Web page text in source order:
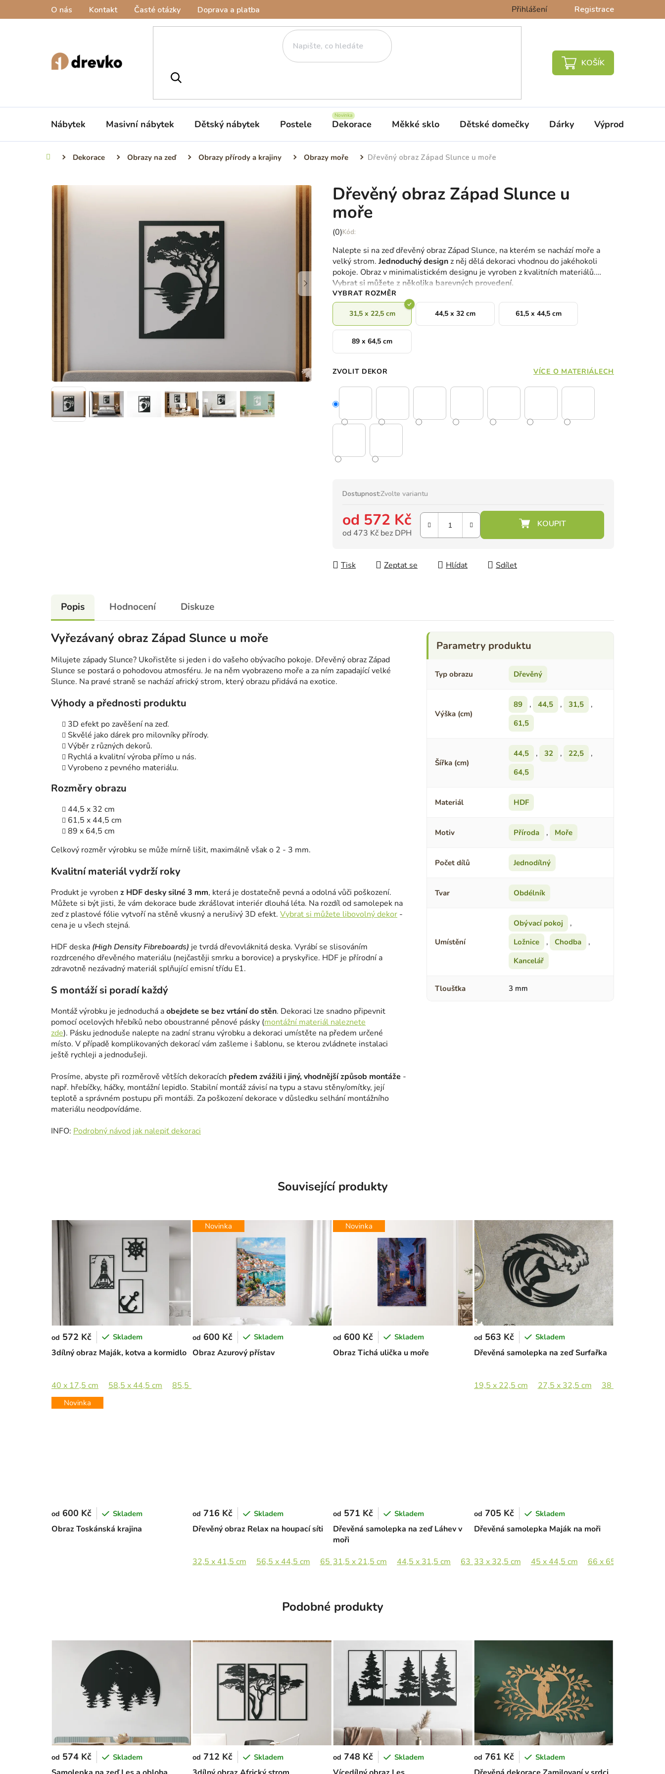
O nás Kontakt Časté otázky Doprava a platba Přihlášení Registrace
NÁKUPNÍ
Nábytek Masivní nábytek Dětský nábytek Postele Dekorace Měkké sklo Dětské domečky Dárky Výprodej %
Domů Dekorace Obrazy na zeď Obrazy přírody a krajiny Obrazy moře Dřevěný obraz Západ Slunce u moře
Dřevěný obraz Západ Slunce u
moře
Průměrné
produktu
je
0,0
z
5
hvězdiček.
(0)
Nalepte si na zeď dřevěný obraz Západ Slunce, na kterém se nachází moře a
velký strom. Jednoduchý designz něj dělá dekoraci vhodnou do jakéhokoli
pokoje. Obraz v minimalistickém designu je vyroben z kvalitních materiálů.
Vybrat si můžete z několika barevných provedení.
VYBRAT ROZMĚR
31,5 x 22,5 cm 44,5 x 32 cm 61,5 x 44,5 cm
89 x 64,5 cm
ZVOLIT DEKOR VÍCE O MATERIÁLECH
Dostupnost:Zvolte variantu
od 572 Kč
od 473 Kč bez DPH
Tisk
Zeptat se Hlídat Sdílet
Popis Hodnocení Diskuze
Vyřezávaný obraz Západ Slunce u moře
Milujete západy Slunce? Ukořistěte si jeden i do vašeho obývacího pokoje. Dřevěný obraz Západ
Slunce se postará o pohodovou atmosféru. Je na něm vyobrazeno moře a za ním zapadající velké
Slunce. Na pravé straně se nachází africký strom, který obrazu přidává na exotice.
Výhody a přednosti produktu
3D efekt po zavěšení na zeď.
Skvělé jako dárek pro milovníky přírody.
Výběr z různých dekorů.
Rychlá a kvalitní výroba přímo u nás.
Vyrobeno z pevného materiálu.
Rozměry obrazu
44,5 x 32 cm
61,5 x 44,5 cm
89 x 64,5 cm
Celkový rozměr výrobku se může mírně lišit, maximálně však o 2 - 3 mm.
Kvalitní materiál vydrží roky
Produkt je vyroben z HDF desky silné 3 mm, která je dostatečně pevná a odolná vůči poškození.
Můžete si být jisti, že vám dekorace bude zkrášlovat interiér dlouhá léta. Na rozdíl od samolepek na
zeď z plastové fólie vytvoří na stěně vkusný a nerušivý 3D efekt. Vybrat si můžete libovolný dekor -
cena je u všech stejná.
HDF deska (High Density Fibreboards) je tvrdá dřevovláknitá deska. Vyrábí se slisováním
rozdrceného dřevěného materiálu (nejčastěji smrku a borovice) a pryskyřice. HDF je přírodní a
zdravotně nezávadný materiál splňující emisní třídu E1.
S montáží si poradí každý
Montáž výrobku je jednoduchá aobejdete se bez vrtání do stěn. Dekoraci lze snadno připevnit
pomocí ocelových hřebíků nebo oboustranné pěnové pásky (montážní materiál naleznete
zde). Pásku jednoduše nalepte na zadní stranu výrobku a dekoraci umístěte na předem určené
místo. V případě komplikovaných dekorací vám zašleme i šablonu, se kterou zvládnete instalaci
ještě rychleji a jednodušeji.
Prosíme, abyste při rozměrově větších dekoracích předem zvážili i jiný, vhodnější způsob montáže -
např. hřebíčky, háčky, montážní lepidlo. Stabilní montáž závisí na typu a stavu stěny/omítky, její
teplotě a správném postupu při montáži. Za poškození dekorace v důsledku selhání montážního
materiálu neodpovídáme.
INFO: Podrobný návod jak nalepiť dekoraci
Typ obrazu Dřevěný
Výška (cm)
89 , 44,5 , 31,5
,
61,5
Šířka (cm)
44,5 , 32 , 22,5
,
64,5
Materiál HDF
Motiv Příroda , Moře
Počet dílů Jednodílný
Tvar Obdélník
Umístění
Obývací pokoj
,
Ložnice
, Chodba
,
Kancelář
Tloušťka 3 mm
Související produkty
3dílný obraz Maják, kotva a kormidlo
od 572 Kč Skladem
40 x 17,5 cm 58,5 x 44,5 cm 85,5 x 65 cm
Novinka
Obraz Azurový přístav
od 600 Kč Skladem
Novinka
Obraz Tichá ulička u moře
od 600 Kč Skladem
Dřevěná samolepka na zeď Surfařka
od 563 Kč Skladem
19,5 x 22,5 cm 27,5 x 32,5 cm 38 x 44,5 cm
Novinka
Obraz Toskánská krajina
od 600 Kč Skladem
Dřevěný obraz Relax na houpací síti
od 716 Kč Skladem
32,5 x 41,5 cm 56,5 x 44,5 cm 65 x 82,5 cm
Dřevěná samolepka na zeď Láhev v
moři
od 571 Kč Skladem
31,5 x 21,5 cm 44,5 x 31,5 cm 63 x 44,5 cm 89 x 62,5 cm
Dřevěná samolepka Maják na moři
od 705 Kč Skladem
33 x 32,5 cm 45 x 44,5 cm 66 x 65 cm
Podobné produkty
od 574 Kč Skladem od 712 Kč Skladem od 748 Kč Skladem od 761 Kč Skladem